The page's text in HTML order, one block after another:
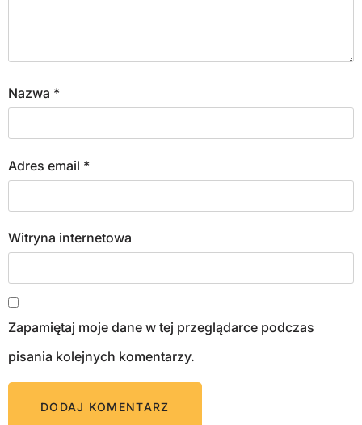
Nazwa *
Adres email *
Witryna internetowa
Zapamiętaj moje dane w tej przeglądarce podczas
pisania kolejnych komentarzy.